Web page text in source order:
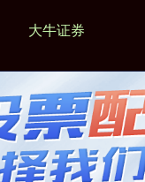
大牛证券